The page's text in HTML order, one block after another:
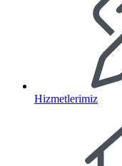
Hizmetlerimiz